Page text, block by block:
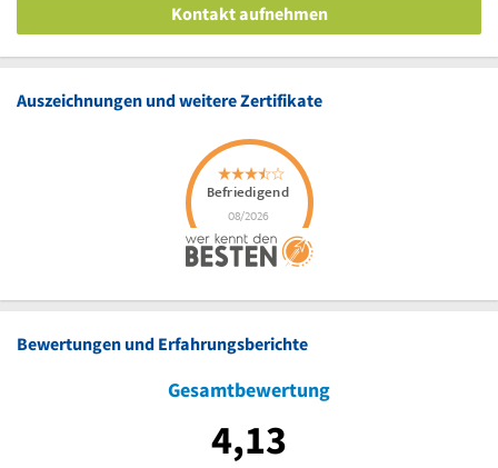
Kontakt aufnehmen
Auszeichnungen und weitere Zertifikate
Bewertungen und Erfahrungsberichte
Gesamtbewertung
4,13